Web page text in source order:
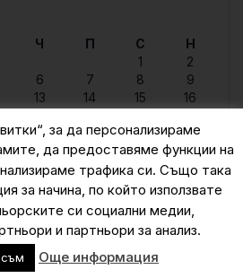
Ч П С
Н
1
2
6 7 8
9
13 14 15
16
27 28 29
30
© 2015 — 2026
zanaukata.eu
за да персонализираме
да предоставяме функции на
трафика си. Също така
за начина, по който използвате
си социални медии,
и партньори за анализ.
Още информация